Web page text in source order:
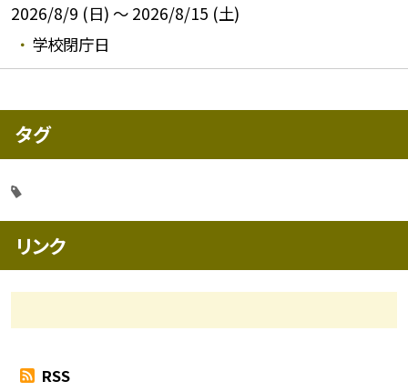
2026/8/9 (日) ～ 2026/8/15 (土)
学校閉庁日
タグ
リンク
RSS